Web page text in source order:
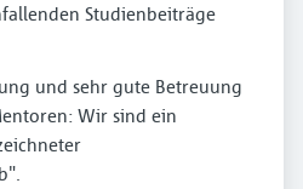
Studienbeiträge
und sehr gute Betreuung
Wir sind ein